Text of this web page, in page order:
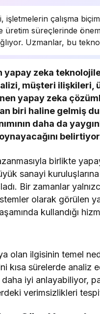
çalışma
üretim süreçlerinde
Uzmanlar, bu
zeka
müşteri ilişkileri,
yapay zeka
biri haline gelmiş
daha da
birlikte
sanayi
Bir zamanlar
olarak görülen
kullandığı
olan ilgisinin temel
kısa sürelerde analiz
daha iyi anlayabiliyor,
verimsizlikleri